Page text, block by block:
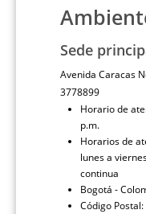
Sede
Avenida Caracas
3778899
Horario de
p.m.
Horarios de
lunes a
continua
Bogotá -
Código